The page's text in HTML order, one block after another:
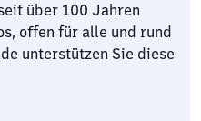
über 100 Jahren
offen für alle und rund
unterstützen Sie diese